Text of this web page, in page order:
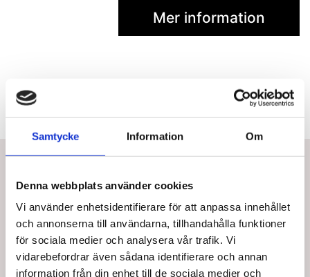
Samtycke Information Om
Denna webbplats använder cookies
Vi använder enhetsidentifierare för att anpassa innehållet
och annonserna till användarna, tillhandahålla funktioner
för sociala medier och analysera vår trafik. Vi
vidarebefordrar även sådana identifierare och annan
information från din enhet till de sociala medier och
Mer information
Bästsäljare i Anatomiska modeller